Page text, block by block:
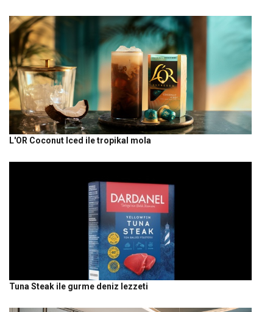
L'OR Coconut Iced ile tropikal mola
Tuna Steak ile gurme deniz lezzeti